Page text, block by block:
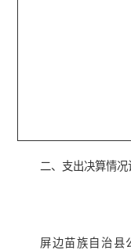
二、支出决算情况
屏边苗族自治县